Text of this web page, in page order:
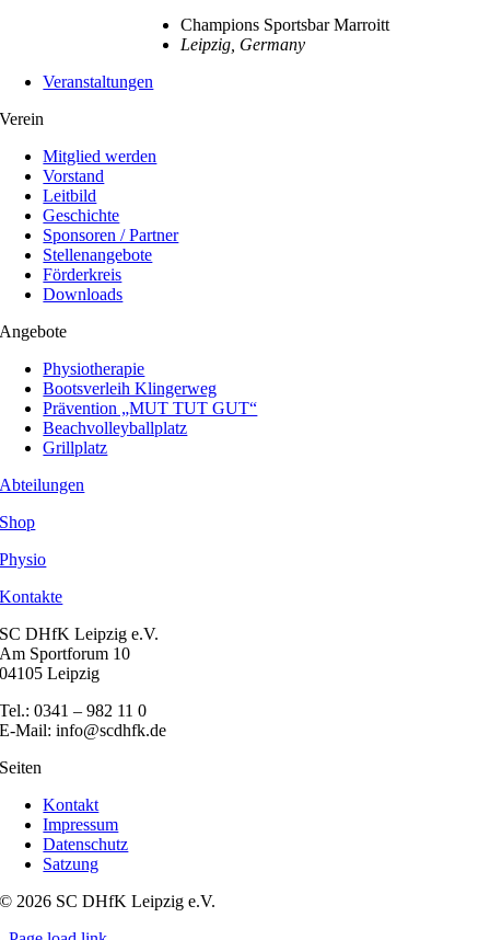
Champions Sportsbar Marroitt
Leipzig Germany
Veranstaltungen
Verein
Mitglied werden
Vorstand
Leitbild
Geschichte
Sponsoren / Partner
Stellenangebote
Förderkreis
Downloads
Angebote
Physiotherapie
Bootsverleih Klingerweg
Prävention „MUT TUT GUT“
Beachvolleyballplatz
Grillplatz
Abteilungen
Shop
Physio
Kontakte
SC DHfK Leipzig e.V.
Am Sportforum 10
04105 Leipzig
Tel.: 0341 – 982 11 0
E-Mail: info@scdhfk.de
Seiten
Kontakt
Impressum
Datenschutz
Satzung
© 2026 SC DHfK Leipzig e.V.